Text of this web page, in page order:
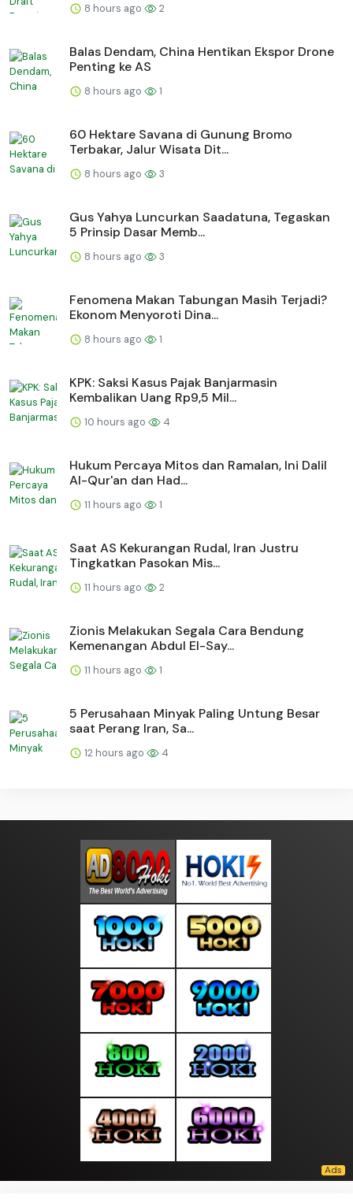
8 hours ago 2
Balas Dendam, China Hentikan Ekspor Drone
Penting ke AS
8 hours ago 1
60 Hektare Savana di Gunung Bromo
Terbakar, Jalur Wisata Dit...
8 hours ago 3
Gus Yahya Luncurkan Saadatuna, Tegaskan
5 Prinsip Dasar Memb...
8 hours ago 3
Fenomena Makan Tabungan Masih Terjadi?
Ekonom Menyoroti Dina...
8 hours ago 1
KPK: Saksi Kasus Pajak Banjarmasin
Kembalikan Uang Rp9,5 Mil...
10 hours ago 4
Hukum Percaya Mitos dan Ramalan, Ini Dalil
Al-Qur'an dan Had...
11 hours ago 1
Saat AS Kekurangan Rudal, Iran Justru
Tingkatkan Pasokan Mis...
11 hours ago 2
Zionis Melakukan Segala Cara Bendung
Kemenangan Abdul El-Say...
11 hours ago 1
5 Perusahaan Minyak Paling Untung Besar
saat Perang Iran, Sa...
12 hours ago 4